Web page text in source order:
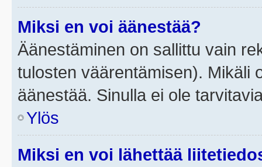
Miksi en voi äänestää?
Äänestäminen on sallittu vain
tulosten väärentämisen). Mikäli
äänestää. Sinulla ei ole
Ylös
Miksi en voi lähettää